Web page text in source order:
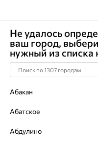
Главная Каталог
Браслет,
Артикул:051440
Не удалось
ваш город,
нужный из списка
Абакан
Абатское
Абдулино